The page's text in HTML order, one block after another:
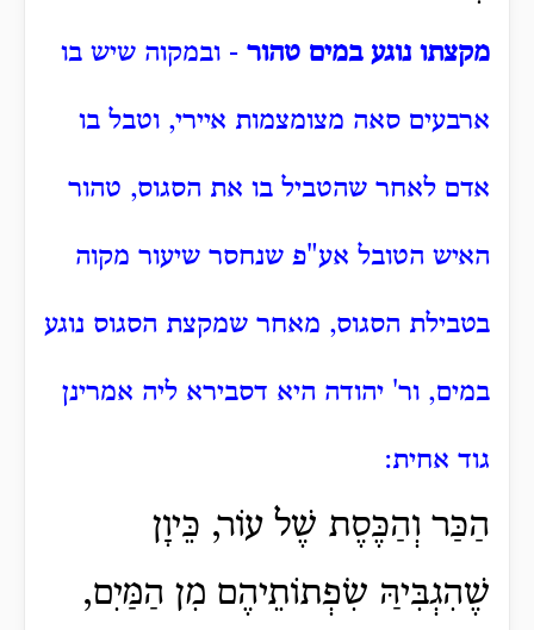
מקצתו נוגע במים טהור - ובמקוה שיש בו
ארבעים סאה מצומצמות איירי, וטבל בו
אדם לאחר שהטביל בו את הסגוס, טהור
האיש הטובל אע"פ שנחסר שיעור מקוה
בטבילת הסגוס, מאחר שמקצת הסגוס נוגע
במים, ור' יהודה היא דסבירא ליה אמרינן
גוד אחית:
הַכַּר וְהַכֶּסֶת שֶׁל עוֹר, כֵּיוָן
שֶׁהִגְבִּיהַּ שִׂפְתוֹתֵיהֶם מִן הַמַּיִם,